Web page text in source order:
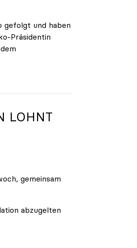
gefolgt und haben
Präsidentin
LOHNT
gemeinsam
abzugelten